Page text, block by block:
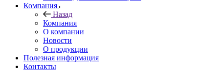
Компания
Назад
Компания
О компании
Новости
О продукции
Полезная информация
Контакты